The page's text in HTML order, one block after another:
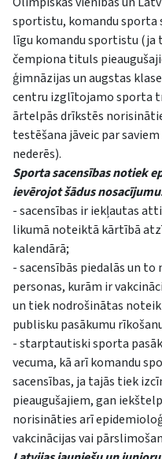
sportistu, komandu sporta
līgu komandu sportistu (ja
čempiona tituls
ģimnāzijas un augstas
centru izglītojamo sporta
ārtelpās drīkstēs
testēšana jāveic par
nederēs).
Sporta sacensības notiek
ievērojot šādus
- sacensības ir iekļautas
likumā noteiktā kārtībā
kalendārā;
- sacensībās piedalās un
personas, kurām ir
un tiek nodrošinātas
publisku pasākumu
- starptautiski sporta
vecuma, kā arī komandu
sacensības, ja tajās tiek
pieaugušajiem, gan
norisināties arī
vakcinācijas vai